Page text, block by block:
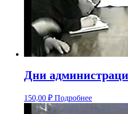
Дни
150,00 ₽ Подробнее